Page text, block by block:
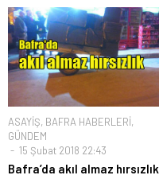
ASAYİŞ, BAFRA HABERLERİ,
GÜNDEM
15 Şubat 2018 22:43
Bafra’da akıl almaz hırsızlık